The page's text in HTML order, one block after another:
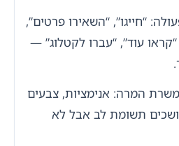
“חייגו”, “השאירו פרטים”,
עוד”, “עברו לקטלוג” —
המרה: אנימציות, צבעים
תשומת לב אבל לא